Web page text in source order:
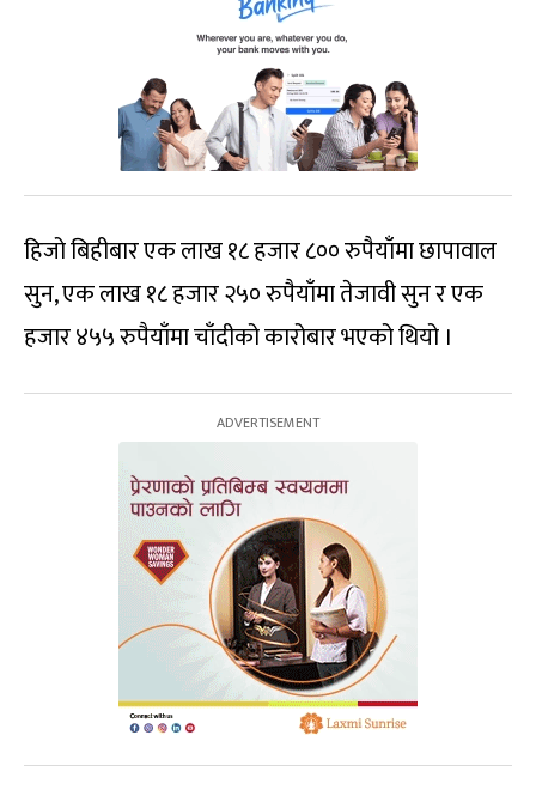
हिजो बिहीबार एक लाख १८ हजार ८०० रुपैयाँमा छापावाल
सुन, एक लाख १८ हजार २५० रुपैयाँमा तेजावी सुन र एक
हजार ४५५ रुपैयाँमा चाँदीको कारोबार भएको थियो ।